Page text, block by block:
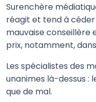
Surenchère
réagit et tend à céder
mauvaise conseillère
prix, notamment,
Les spécialistes des
unanimes là-dessus :
que de mal.